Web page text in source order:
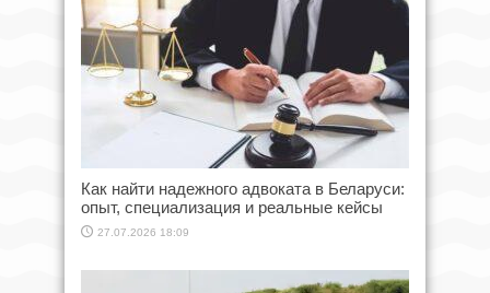
Как найти надежного адвоката в Беларуси:
опыт, специализация и реальные кейсы
27.07.2026 18:09